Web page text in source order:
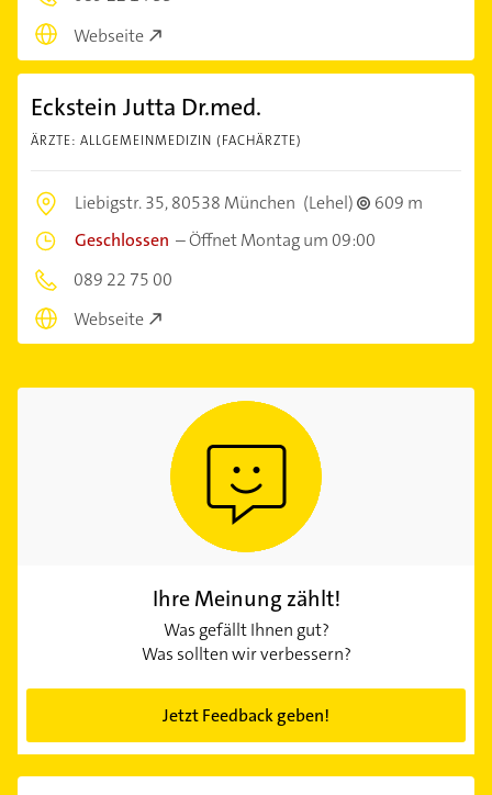
Webseite
Eckstein Jutta Dr.med.
ÄRZTE: ALLGEMEINMEDIZIN (FACHÄRZTE)
Liebigstr. 35,80538 München (Lehel)
609 m
Geschlossen –Öffnet Montag um 09:00
089 22 75 00
Webseite
Ihre Meinung zählt!
Was gefällt Ihnen gut?
Was sollten wir verbessern?
Jetzt Feedback geben!